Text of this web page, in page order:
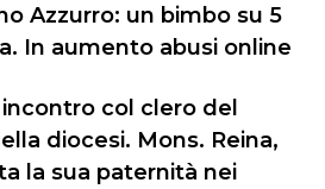
Azzurro: un bimbo su 5
In aumento abusi online
incontro col clero del
diocesi. Mons. Reina,
la sua paternità nei